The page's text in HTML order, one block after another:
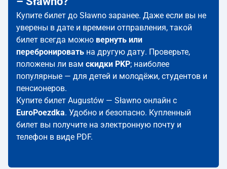
Купите билет до Sławno заранее. Даже если вы не
уверены в дате и времени отправления, такой
билет всегда можно вернуть или
перебронировать на другую дату. Проверьте,
положены ли вам скидки PKP; наиболее
популярные — для детей и молодёжи, студентов и
пенсионеров.
Купите билет Augustów — Sławno онлайн с
EuroPoezdka. Удобно и безопасно. Купленный
билет вы получите на электронную почту и
телефон в виде PDF.